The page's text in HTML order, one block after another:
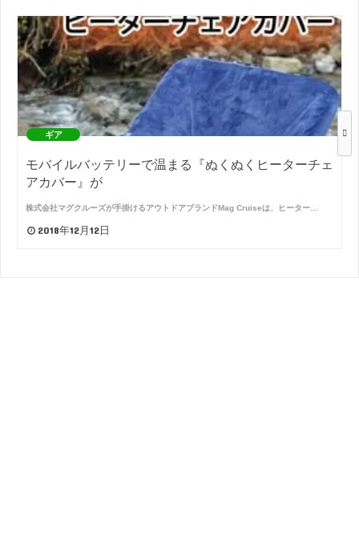
ギア
モバイルバッテリーで温まる『ぬくぬくヒーターチェ
アカバー』が
株式会社マグクルーズが手掛けるアウトドアブランドMag Cruiseは、ヒーター…
2018年12月12日